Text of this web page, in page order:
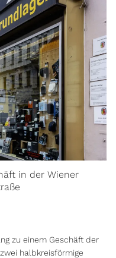
in der Wiener
zu einem Geschäft der
halbkreisförmige